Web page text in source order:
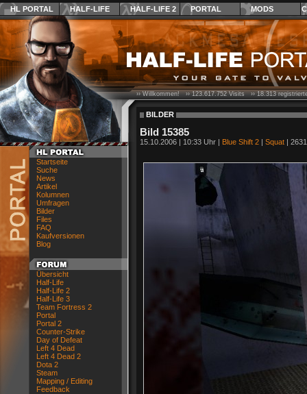
HL PORTAL HALF-LIFE HALF-LIFE 2 PORTAL MODS
Startseite
Suche
News
Artikel
Kolumnen
Umfragen
Bilder
Files
FAQ
Kaufversionen
Blog
Übersicht
Half-Life
Half-Life 2
Half-Life 3
Team Fortress 2
Portal
Portal 2
Counter-Strike
Day of Defeat
Left 4 Dead
Left 4 Dead 2
Dota 2
Steam
Mapping / Editing
Feedback
›› Willkommen! ››123.617.752Visits ››18.313
BILDER
Bild 15385
15.10.2006 | 10:33 Uhr | Blue Shift 2 | Squat |